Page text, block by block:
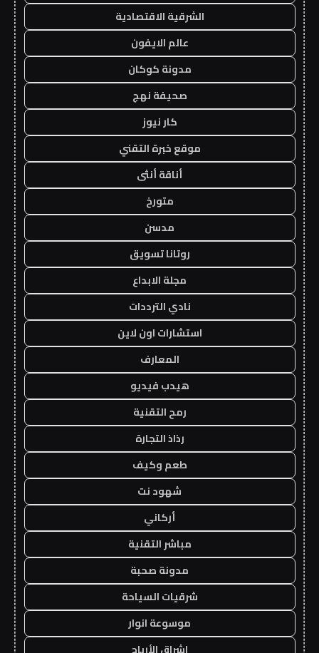
الشرقية الاقتصادية
عالم الايفون
مدونة كوكان
صحيفة نهج
كار نيوز
موقع خبرة التقني
أناقة أنثى
متورخ
مدسن
روتانا تسويق
مجلة الابداع
نادي الترددات
استشارات اون لاين
المعارف
هيدب فيديو
رمح التقنية
رذاذ التجارة
طعم وكيف
شهود نت
أركاني
مباشر التقنية
مدونة صحبة
شرقيات السياحة
موسوعة انوار